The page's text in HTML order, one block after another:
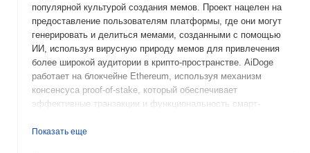
популярной культурой создания мемов. Проект нацелен на
предоставление пользователям платформы, где они могут
генерировать и делиться мемами, созданными с помощью
ИИ, используя вирусную природу мемов для привлечения
более широкой аудитории в крипто-пространстве. AiDoge
работает на блокчейне Ethereum, используя механизм
консенсуса proof-of-stake, который обеспечивает
эффективные транзакции и функциональность смарт-
функций в экосистеме, включая комиссии за транзакции,
Показать еще